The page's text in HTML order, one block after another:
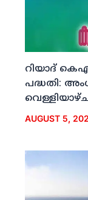
റിയാദ്
പദ്ധതി:
AUGUST 5,